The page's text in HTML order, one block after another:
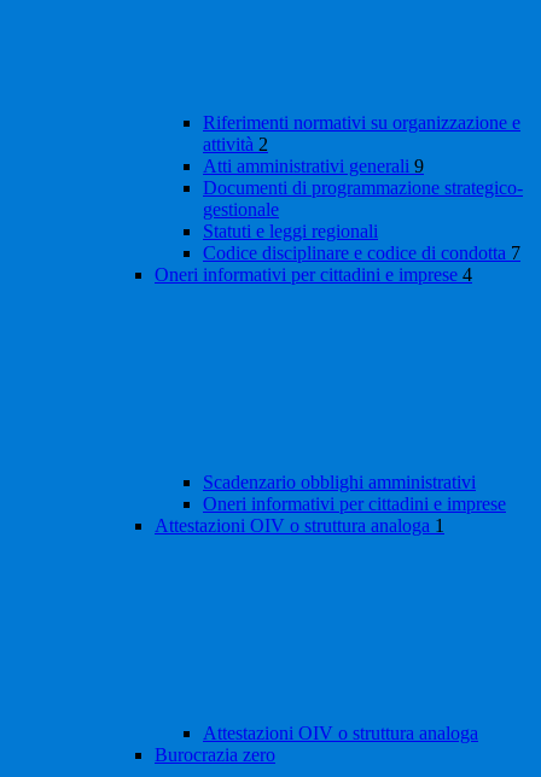
Riferimenti normativi su organizzazione e
attività 2
Atti amministrativi generali 9
Documenti di programmazione strategico-
gestionale
Statuti e leggi regionali
Codice disciplinare e codice di condotta 7
Oneri informativi per cittadini e imprese 4
Scadenzario obblighi amministrativi
Oneri informativi per cittadini e imprese
Attestazioni OIV o struttura analoga 1
Attestazioni OIV o struttura analoga
Burocrazia zero